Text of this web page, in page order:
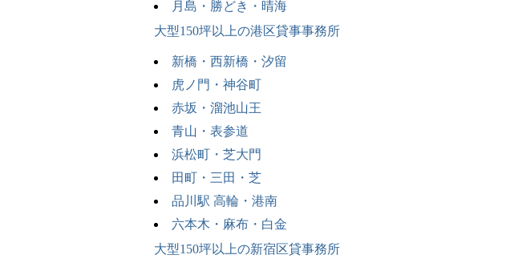
月島・勝どき・晴海
大型150坪以上の港区貸事事務所
新橋・西新橋・汐留
虎ノ門・神谷町
赤坂・溜池山王
青山・表参道
浜松町・芝大門
田町・三田・芝
品川駅 高輪・港南
六本木・麻布・白金
大型150坪以上の新宿区貸事務所